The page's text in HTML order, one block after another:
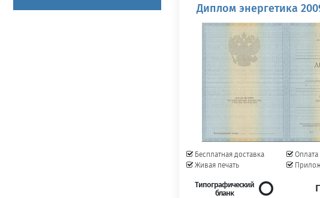
Диплом энергетика
Бесплатная доставка
Живая печать
Типографический
бланк